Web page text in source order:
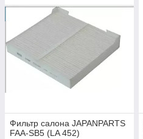
Фильтр салона JAPANPARTS
FAA-SB5 (LA 452)